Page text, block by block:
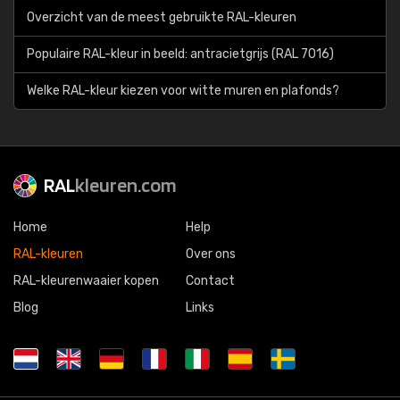
Overzicht van de meest gebruikte RAL-kleuren
Populaire RAL-kleur in beeld: antracietgrijs (RAL 7016)
Welke RAL-kleur kiezen voor witte muren en plafonds?
RALkleuren.com
Home
RAL-kleuren
RAL-kleurenwaaier kopen
Blog
Help
Over ons
Contact
Links